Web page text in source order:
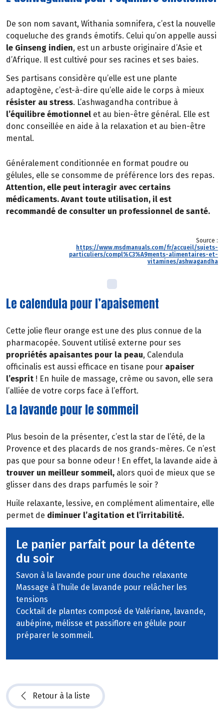
De son nom savant, Withania somnifera, c’est la nouvelle
coqueluche des grands émotifs. Celui qu’on appelle aussi
le Ginseng indien, est un arbuste originaire d’Asie et
d’Afrique. Il est cultivé pour ses racines et ses baies.
Ses partisans considère qu’elle est une plante
adaptogène, c’est-à-dire qu’elle aide le corps à mieux
résister au stress. L’ashwagandha contribue à
l’équilibre émotionnel et au bien-être général. Elle est
donc conseillée en aide à la relaxation et au bien-être
mental.
Généralement conditionnée en format poudre ou
gélules, elle se consomme de préférence lors des repas.
Attention, elle peut interagir avec certains
médicaments. Avant toute utilisation, il est
recommandé de consulter un professionnel de santé.
Source :
https://www.msdmanuals.com/fr/accueil/sujets-
particuliers/compl%C3%A9ments-alimentaires-et-
vitamines/ashwagandha
Le calendula pour l’apaisement
Cette jolie fleur orange est une des plus connue de la
pharmacopée. Souvent utilisé externe pour ses
propriétés apaisantes pour la peau, Calendula
officinalis est aussi efficace en tisane pour apaiser
l’esprit ! En huile de massage, crème ou savon, elle sera
l’alliée de votre corps face à l’effort.
La lavande pour le sommeil
Plus besoin de la présenter, c’est la star de l’été, de la
Provence et des placards de nos grands-mères. Ce n’est
pas que pour sa bonne odeur ! En effet, la lavande aide à
trouver un meilleur sommeil, alors quoi de mieux que se
glisser dans des draps parfumés le soir ?
Huile relaxante, lessive, en complément alimentaire, elle
permet de diminuer l’agitation et l’irritabilité.
Le panier parfait pour la détente
du soir
Savon à la lavande pour une douche relaxante
Massage à l’huile de lavande pour relâcher les
tensions
Cocktail de plantes composé de Valériane, lavande,
aubépine, mélisse et passiflore en gélule pour
préparer le sommeil.
Retour à la liste